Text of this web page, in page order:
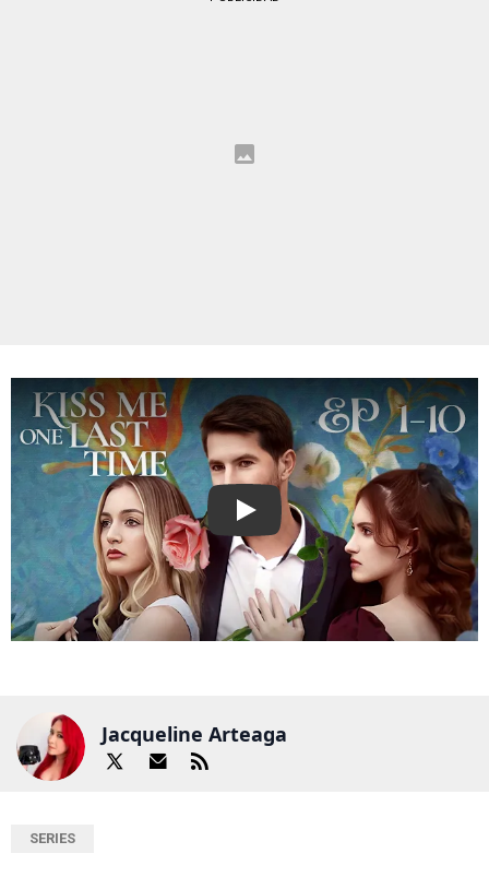
Play
Jacqueline Arteaga
SERIES